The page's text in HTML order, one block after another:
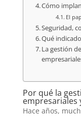
Cómo
El
Seguridad,
Qué
La gestión
Por qué la
empresariales
Hace años,